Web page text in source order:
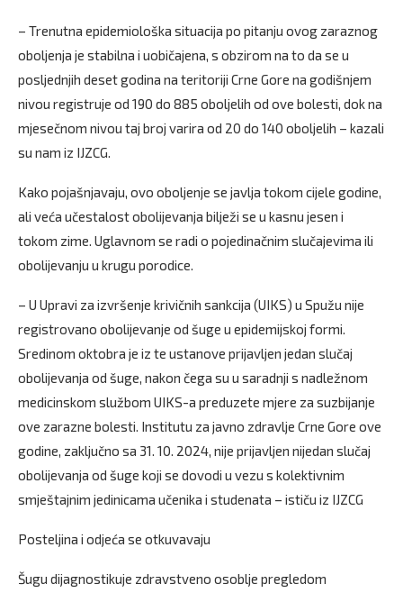
– Trenutna epidemiološka situacija po pitanju ovog zaraznog
oboljenja je stabilna i uobičajena, s obzirom na to da se u
posljednjih deset godina na teritoriji Crne Gore na godišnjem
nivou registruje od 190 do 885 oboljelih od ove bolesti, dok na
mjesečnom nivou taj broj varira od 20 do 140 oboljelih – kazali
su nam iz IJZCG.
Kako pojašnjavaju, ovo oboljenje se javlja tokom cijele godine,
ali veća učestalost obolijevanja bilježi se u kasnu jesen i
tokom zime. Uglavnom se radi o pojedinačnim slučajevima ili
obolijevanju u krugu porodice.
– U Upravi za izvršenje krivičnih sankcija (UIKS) u Spužu nije
registrovano obolijevanje od šuge u epidemijskoj formi.
Sredinom oktobra je iz te ustanove prijavljen jedan slučaj
obolijevanja od šuge, nakon čega su u saradnji s nadležnom
medicinskom službom UIKS-a preduzete mjere za suzbijanje
ove zarazne bolesti. Institutu za javno zdravlje Crne Gore ove
godine, zaključno sa 31. 10. 2024, nije prijavljen nijedan slučaj
obolijevanja od šuge koji se dovodi u vezu s kolektivnim
smještajnim jedinicama učenika i studenata – ističu iz IJZCG
Posteljina i odjeća se otkuvavaju
Šugu dijagnostikuje zdravstveno osoblje pregledom